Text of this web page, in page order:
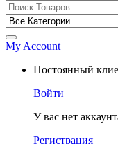
My Account
Постоянный
Войти
У вас нет
Регистрация